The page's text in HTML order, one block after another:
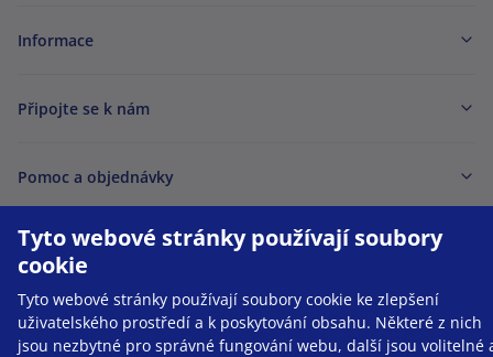
Tyto webové stránky používají soubory
cookie
Tyto webové stránky používají soubory cookie ke zlepšení
uživatelského prostředí a k poskytování obsahu. Některé z nich
jsou nezbytné pro správné fungování webu, další jsou volitelné
Informace
Připojte se k nám
Pomoc a objednávky
Možnost platby kartou. Ochrana osobních údajů zaručena pomocí šifrování
SSL.